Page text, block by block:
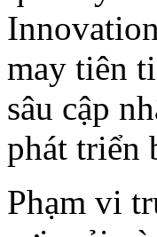
may tiên
sâu cập
phát triển
Phạm vi